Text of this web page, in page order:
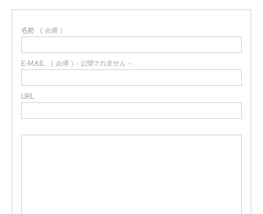
名前 ( 必須 )
E-MAIL ( 必須 ) - 公開されません -
URL